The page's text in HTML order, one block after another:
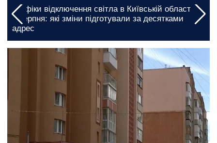
Миколаївську область закликали підготуватися:
графіки відключення світла на 5 та 6 серпня
введено на довгі години
17 лютого, 11:00